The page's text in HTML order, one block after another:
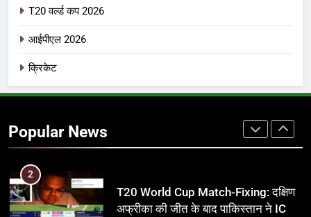
T20 वर्ल्ड कप 2026
आईपीएल 2026
क्रिकेट
Popular News
अर्जुन तेंदुलकर की पत्नी सानिया चंडोक:
उम्र, परिवार, करियर और शादी से जुड़ी हर
2
T20 World Cup Match-Fixing: दक्षिण
अफ्रीका की जीत के बाद पाकिस्तान ने ICC